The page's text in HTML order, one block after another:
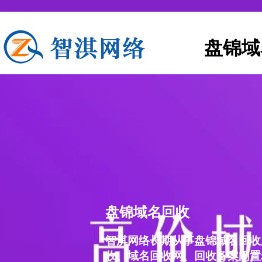
盘锦
盘锦域名回收
智淇网络长期从事盘锦域名回
收、域名回收网、回收备案闲